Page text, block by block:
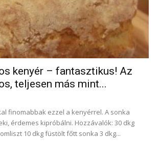
kenyér – fantasztikus! Az
teljesen más mint...
finomabbak ezzel a kenyérrel. A sonka
érdemes kipróbálni. Hozzávalók: 30 dkg
10 dkg füstölt főtt sonka 3 dkg...